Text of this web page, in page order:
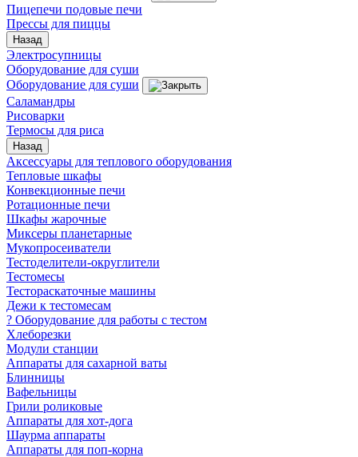
Пицепечи подовые печи
Прессы для пиццы
Назад
Электросупницы
Оборудование для суши
Оборудование для суши
Саламандры
Рисоварки
Термосы для риса
Назад
Аксессуары для теплового оборудования
Тепловые шкафы
Конвекционные печи
Ротационные печи
Шкафы жарочные
Миксеры планетарные
Мукопросеиватели
Тестоделители-округлители
Тестомесы
Тестораскаточные машины
Дежи к тестомесам
? Оборудование для работы с тестом
Хлеборезки
Модули станции
Аппараты для сахарной ваты
Блинницы
Вафельницы
Грили роликовые
Аппараты для хот-дога
Шаурма аппараты
Аппараты для поп-корна